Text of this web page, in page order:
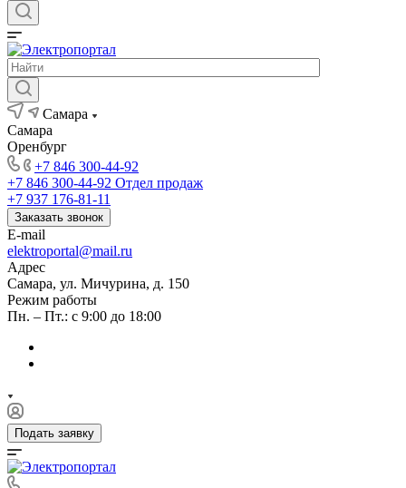
Самара
Самара
Оренбург
+7 846 300-44-92
+7 846 300-44-92 Отдел продаж
+7 937 176-81-11
Заказать звонок
E-mail
elektroportal@mail.ru
Адрес
Самара, ул. Мичурина, д. 150
Режим работы
Пн. – Пт.: с 9:00 до 18:00
Подать заявку